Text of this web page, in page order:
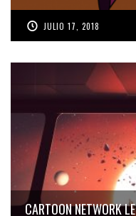
JULIO 17, 2018
CARTOON NETWORK